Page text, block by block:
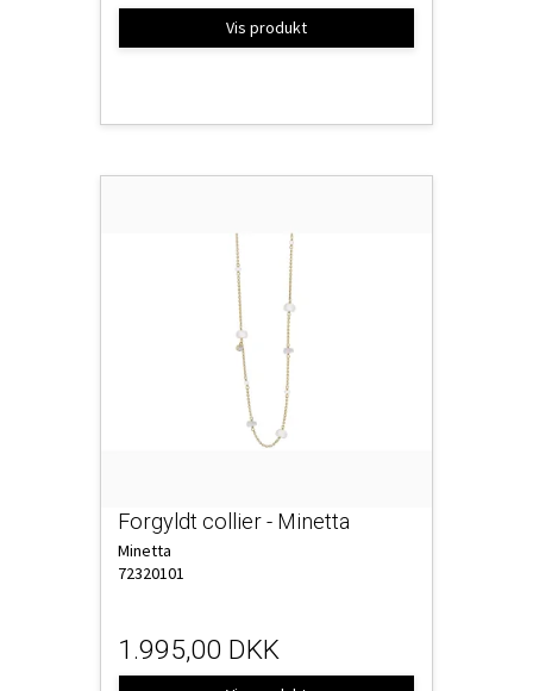
Vis produkt
Forgyldt collier - Minetta
Minetta
72320101
1.995,00 DKK